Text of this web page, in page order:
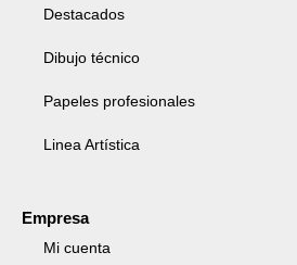
Destacados
Dibujo técnico
Papeles profesionales
Linea Artística
Empresa
Mi cuenta